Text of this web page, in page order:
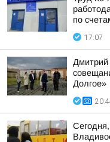
по
17:07
Дмитрий
Долгое»